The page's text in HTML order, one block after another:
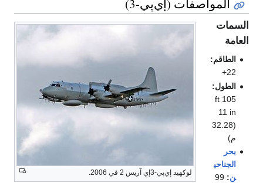
المواصفات (إي‌پي-3)
لوكهيد إي‌پي-3إي آريس 2 في 2006.
السمات
العامة
الطاقم:
22+
الطول:
105 ft
11 in
(32.28
م)
بحر
الجناحي
ن:
99